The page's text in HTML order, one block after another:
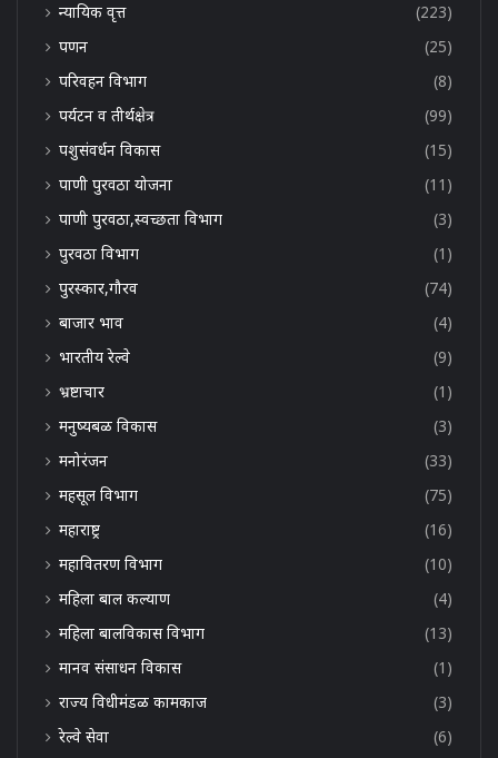
न्यायिक वृत्त
(223)
पणन
(25)
परिवहन विभाग
(8)
पर्यटन व तीर्थक्षेत्र
(99)
पशुसंवर्धन विकास
(15)
पाणी पुरवठा योजना
(11)
पाणी पुरवठा,स्वच्छता विभाग
(3)
पुरवठा विभाग
(1)
पुरस्कार,गौरव
(74)
बाजार भाव
(4)
भारतीय रेल्वे
(9)
भ्रष्टाचार
(1)
मनुष्यबळ विकास
(3)
मनोरंजन
(33)
महसूल विभाग
(75)
महाराष्ट्र
(16)
महावितरण विभाग
(10)
महिला बाल कल्याण
(4)
महिला बालविकास विभाग
(13)
मानव संसाधन विकास
(1)
राज्य विधीमंडळ कामकाज
(3)
रेल्वे सेवा
(6)